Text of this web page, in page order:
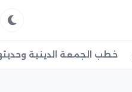
خطب الجمعة الدينية